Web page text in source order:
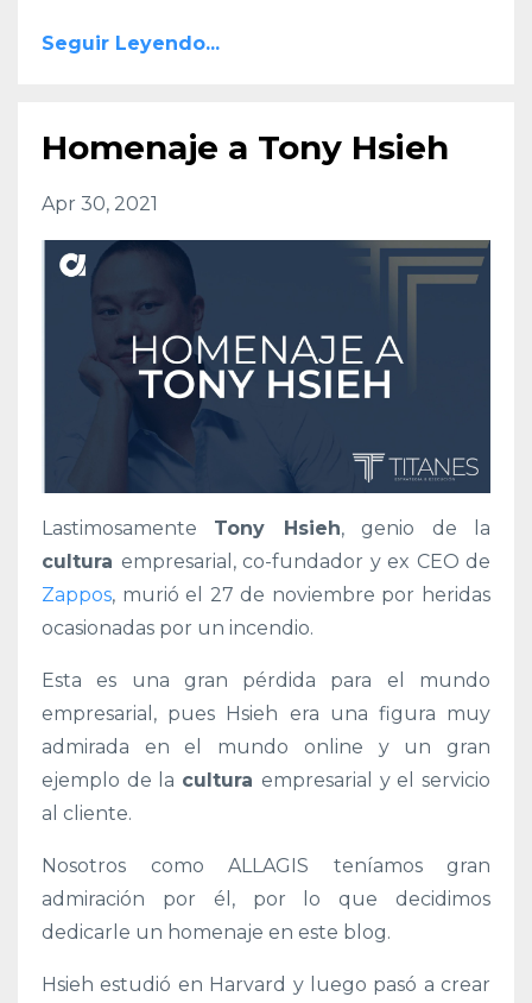
Seguir Leyendo...
Homenaje a Tony Hsieh
Apr 30, 2021
Lastimosamente Tony Hsieh, genio de la
cultura empresarial, co-fundador y ex CEO de
Zappos, murió el 27 de noviembre por heridas
ocasionadas por un incendio.
Esta es una gran pérdida para el mundo
empresarial, pues Hsieh era una figura muy
admirada en el mundo online y un gran
ejemplo de la cultura empresarial y el servicio
al cliente.
Nosotros como ALLAGIS teníamos gran
admiración por él, por lo que decidimos
dedicarle un homenaje en este blog.
Hsieh estudió en Harvard y luego pasó a crear